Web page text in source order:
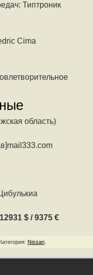
Типтроник
Cima
область)
$ / 9375 €
Категория: Nissan